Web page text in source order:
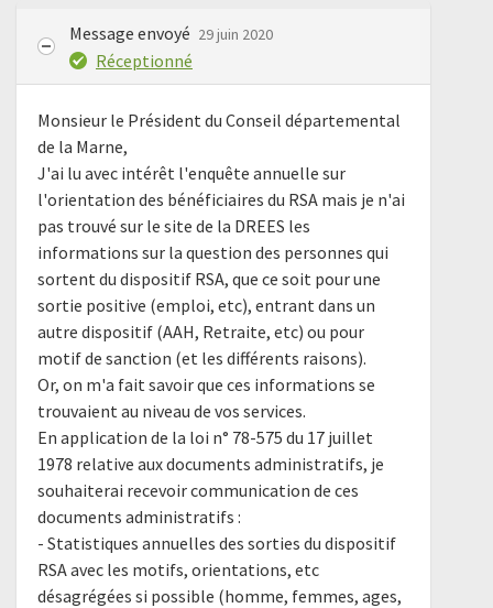
Message envoyé 29 juin 2020
Réceptionné
Monsieur le Président du Conseil départemental
de la Marne,
J'ai lu avec intérêt l'enquête annuelle sur
l'orientation des bénéficiaires du RSA mais je n'ai
pas trouvé sur le site de la DREES les
informations sur la question des personnes qui
sortent du dispositif RSA, que ce soit pour une
sortie positive (emploi, etc), entrant dans un
autre dispositif (AAH, Retraite, etc) ou pour
motif de sanction (et les différents raisons).
Or, on m'a fait savoir que ces informations se
trouvaient au niveau de vos services.
En application de la loi n° 78-575 du 17 juillet
1978 relative aux documents administratifs, je
souhaiterai recevoir communication de ces
documents administratifs :
- Statistiques annuelles des sorties du dispositif
RSA avec les motifs, orientations, etc
désagrégées si possible (homme, femmes, ages,